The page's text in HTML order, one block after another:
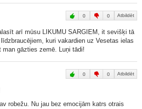
0 0 Atbildēt
arī mūsu LIKUMU SARGIEM, it sevišķi tā
kuri vakardien uz Vesetas ielas
gāzties zemē. Luņi tādi!
0 0 Atbildēt
robežu. Nu jau bez emocijām katrs otrais